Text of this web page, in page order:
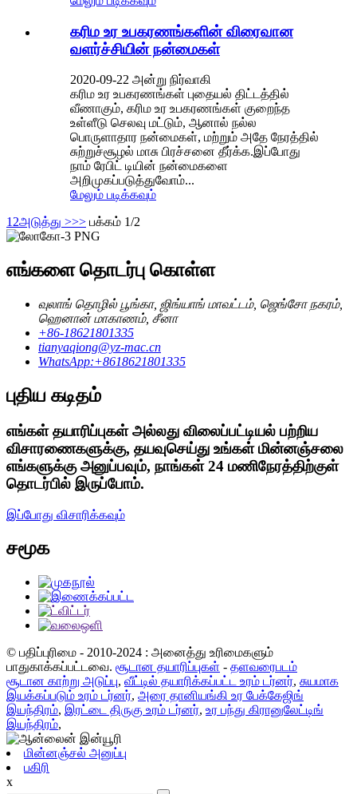
கரிம உர உபகரணங்களின் விரைவான
வளர்ச்சியின் நன்மைகள்
2020-09-22 அன்று நிர்வாகி
கரிம உர உபகரணங்கள் புதையல் திட்டத்தில்
வீணாகும், கரிம உர உபகரணங்கள் குறைந்த
உள்ளீடு செலவு மட்டும், ஆனால் நல்ல
பொருளாதார நன்மைகள், மற்றும் அதே நேரத்தில்
சுற்றுச்சூழல் மாசு பிரச்சனை தீர்க்க.இப்போது
நாம் ரேபிட் டியின் நன்மைகளை
அறிமுகப்படுத்துவோம்...
மேலும் படிக்கவும்
1 2அடுத்து >>> பக்கம் 1/2
எங்களை தொடர்பு கொள்ள
வுலாங் தொழில் பூங்கா, ஜிங்யாங் மாவட்டம், ஜெங்சோ நகரம்,
ஹெனான் மாகாணம், சீனா
+86-18621801335
tianyaqiong@yz-mac.cn
WhatsApp:+8618621801335
புதிய கடிதம்
எங்கள் தயாரிப்புகள் அல்லது விலைப்பட்டியல் பற்றிய
விசாரணைகளுக்கு, தயவுசெய்து உங்கள் மின்னஞ்சலை
எங்களுக்கு அனுப்பவும், நாங்கள் 24 மணிநேரத்திற்குள்
தொடர்பில் இருப்போம்.
இப்போது விசாரிக்கவும்
சமூக
© பதிப்புரிமை - 2010-2024 : அனைத்து உரிமைகளும்
பாதுகாக்கப்பட்டவை. சூடான தயாரிப்புகள் - தளவரைபடம்
சூடான காற்று அடுப்பு, வீட்டில் தயாரிக்கப்பட்ட உரம் டர்னர், சுயமாக
இயக்கப்படும் உரம் டர்னர், அரை தானியங்கி உர பேக்கேஜிங்
இயந்திரம், இரட்டை திருகு உரம் டர்னர், உர பந்து கிரானுலேட்டிங்
இயந்திரம்,
மின்னஞ்சல் அனுப்பு
பகிரி
x